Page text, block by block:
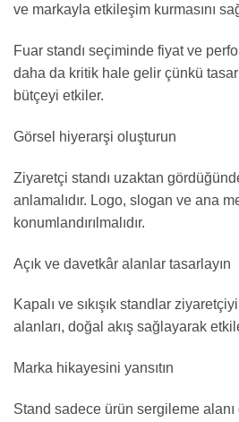
ve markayla etkileşim kurmasını
Fuar standı seçiminde fiyat ve
daha da kritik hale gelir çünkü
bütçeyi etkiler.
Görsel hiyerarşi oluşturun
Ziyaretçi standı uzaktan
anlamalıdır. Logo, slogan ve ana
konumlandırılmalıdır.
Açık ve davetkâr alanlar tasarlayın
Kapalı ve sıkışık standlar
alanları, doğal akış sağlayarak
Marka hikayesini yansıtın
Stand sadece ürün sergileme alanı